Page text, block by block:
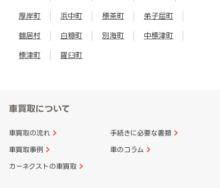
厚岸町 浜中町 標茶町 弟子屈町
鶴居村 白糠町 別海町 中標津町
標津町 羅臼町
車買取について
車買取の流れ 手続きに必要な書類
車買取事例 車のコラム
カーネクストの車買取